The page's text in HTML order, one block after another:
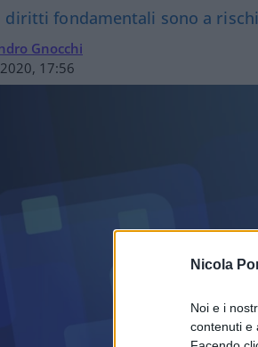
Nicola
Noi e i
contenuti e
diritti fondamentali sono a
Gnocchi
17:56